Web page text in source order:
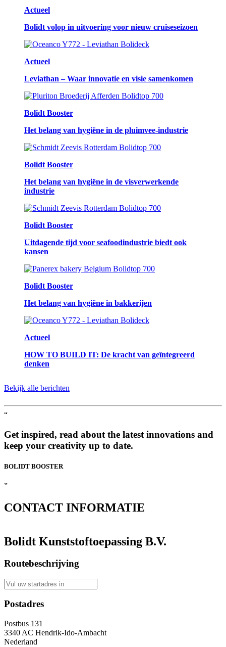
Actueel
Bolidt volop in uitvoering voor nieuw cruiseseizoen
Actueel
Leviathan – Waar innovatie en visie samenkomen
Bolidt Booster
Het belang van hygiëne in de pluimvee-industrie
Bolidt Booster
Het belang van hygiëne in de visverwerkende
industrie
Bolidt Booster
Uitdagende tijd voor seafoodindustrie biedt ook
kansen
Bolidt Booster
Het belang van hygiëne in bakkerijen
Actueel
HOW TO BUILD IT: De kracht van geïntegreerd
denken
Bekijk alle berichten
“
Get inspired, read about the latest innovations and
keep your creativity up to date.
BOLIDT BOOSTER
”
CONTACT INFORMATIE
Bolidt Kunststoftoepassing B.V.
Routebeschrijving
Postadres
Postbus 131
3340 AC Hendrik-Ido-Ambacht
Nederland